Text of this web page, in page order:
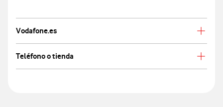
Vodafone.es
Teléfono o tienda